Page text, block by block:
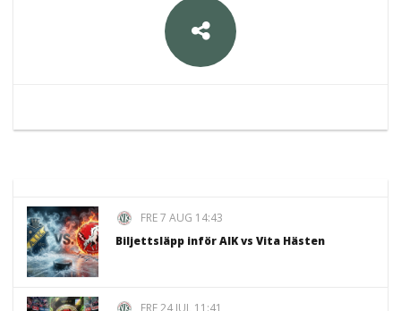
FRE 7 AUG 14:43
Biljettsläpp inför AIK vs Vita Hästen
FRE 24 JUL 11:41